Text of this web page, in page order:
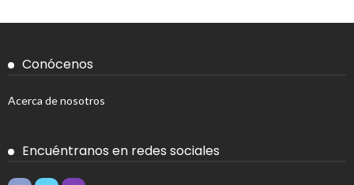
Conócenos
Acerca de nosotros
Encuéntranos en redes sociales